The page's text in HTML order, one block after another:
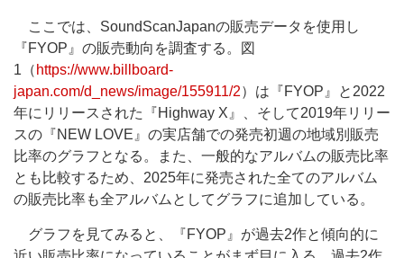
ここでは、SoundScanJapanの販売データを使用し
『FYOP』の販売動向を調査する。図
1（ https://www.billboard-
japan.com/d_news/image/155911/2）は『FYOP』と2022
年にリリースされた『Highway X』、そして2019年リリー
スの『NEW LOVE』の実店舗での発売初週の地域別販売
比率のグラフとなる。また、一般的なアルバムの販売比率
とも比較するため、2025年に発売された全てのアルバム
の販売比率も全アルバムとしてグラフに追加している。
グラフを見てみると、『FYOP』が過去2作と傾向的に